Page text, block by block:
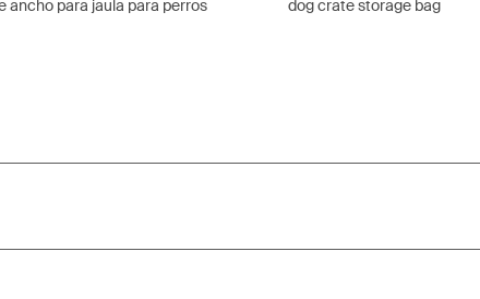
ancho para jaula para perros
dog crate storage bag